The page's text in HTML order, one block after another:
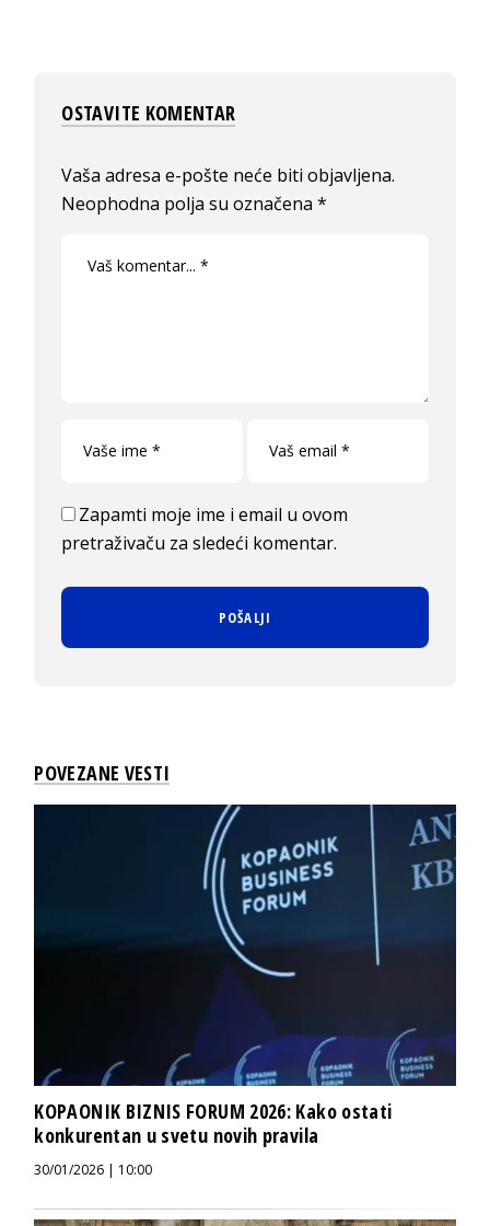
OSTAVITE KOMENTAR
Vaša adresa e-pošte neće biti objavljena.
Neophodna polja su označena*
Zapamti moje ime i email u ovom
pretraživaču za sledeći komentar.
POVEZANE VESTI
KOPAONIK BIZNIS FORUM 2026: Kako ostati
konkurentan u svetu novih pravila
30/01/2026 | 10:00